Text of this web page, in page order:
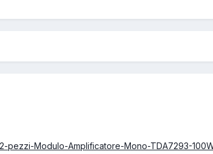
pezzi-Modulo-Amplificatore-Mono-TDA7293-